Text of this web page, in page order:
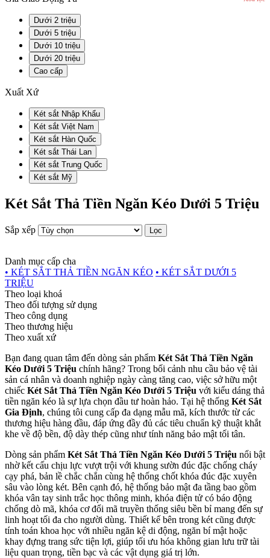
Dưới 2 triệu
Dưới 5 triệu
Dưới 10 triệu
Dưới 20 triệu
Cao cấp
Xuất Xứ
Két sắt Nhập Khẩu
Két sắt Việt Nam
Két sắt Hàn Quốc
Két sắt Thái Lan
Két sắt Trung Quốc
Két sắt Mỹ
Két Sắt Thả Tiền Ngăn Kéo Dưới 5 Triệu
Sắp xếp Lọc
Danh mục cấp cha
• KÉT SẮT THẢ TIỀN NGĂN KÉO • KÉT SẮT DƯỚI 5
TRIỆU
Theo loại khoá
Theo đối tượng sử dụng
Theo công dụng
Theo thương hiệu
Theo xuất xứ
Bạn đang quan tâm đến dòng sản phẩm Két Sắt Thả Tiền Ngăn
Kéo Dưới 5 Triệu chính hãng? Trong bối cảnh nhu cầu bảo vệ tài
sản cá nhân và doanh nghiệp ngày càng tăng cao, việc sở hữu một
chiếc Két Sắt Thả Tiền Ngăn Kéo Dưới 5 Triệu với kiểu dáng thả
tiền ngăn kéo là sự lựa chọn đầu tư hoàn hảo. Tại hệ thống Két Sắt
Gia Định, chúng tôi cung cấp đa dạng mẫu mã, kích thước từ các
thương hiệu hàng đầu, đáp ứng đầy đủ các tiêu chuẩn kỹ thuật khắt
khe về độ bền, độ dày thép cũng như tính năng bảo mật tối tân.
Dòng sản phẩm Két Sắt Thả Tiền Ngăn Kéo Dưới 5 Triệu nổi bật
nhờ kết cấu chịu lực vượt trội với khung sườn đúc đặc chống cháy
cạy phá, bản lề chắc chắn cùng hệ thống chốt khóa đúc đặc xuyên
sâu vào lòng két. Bên cạnh đó, hệ thống bảo mật đa tầng bao gồm
khóa vân tay sinh trắc học thông minh, khóa điện tử có báo động
chống dò mã, khóa cơ đổi mã truyền thống siêu bền bỉ mang đến sự
linh hoạt tối đa cho người dùng. Thiết kế bên trong két cũng được
tính toán khoa học với nhiều ngăn kệ di động, ngăn bí mật hoặc
khay đựng trang sức tiện lợi, giúp tối ưu hóa không gian lưu trữ tài
liệu quan trọng, tiền bạc và các vật dụng giá trị lớn.